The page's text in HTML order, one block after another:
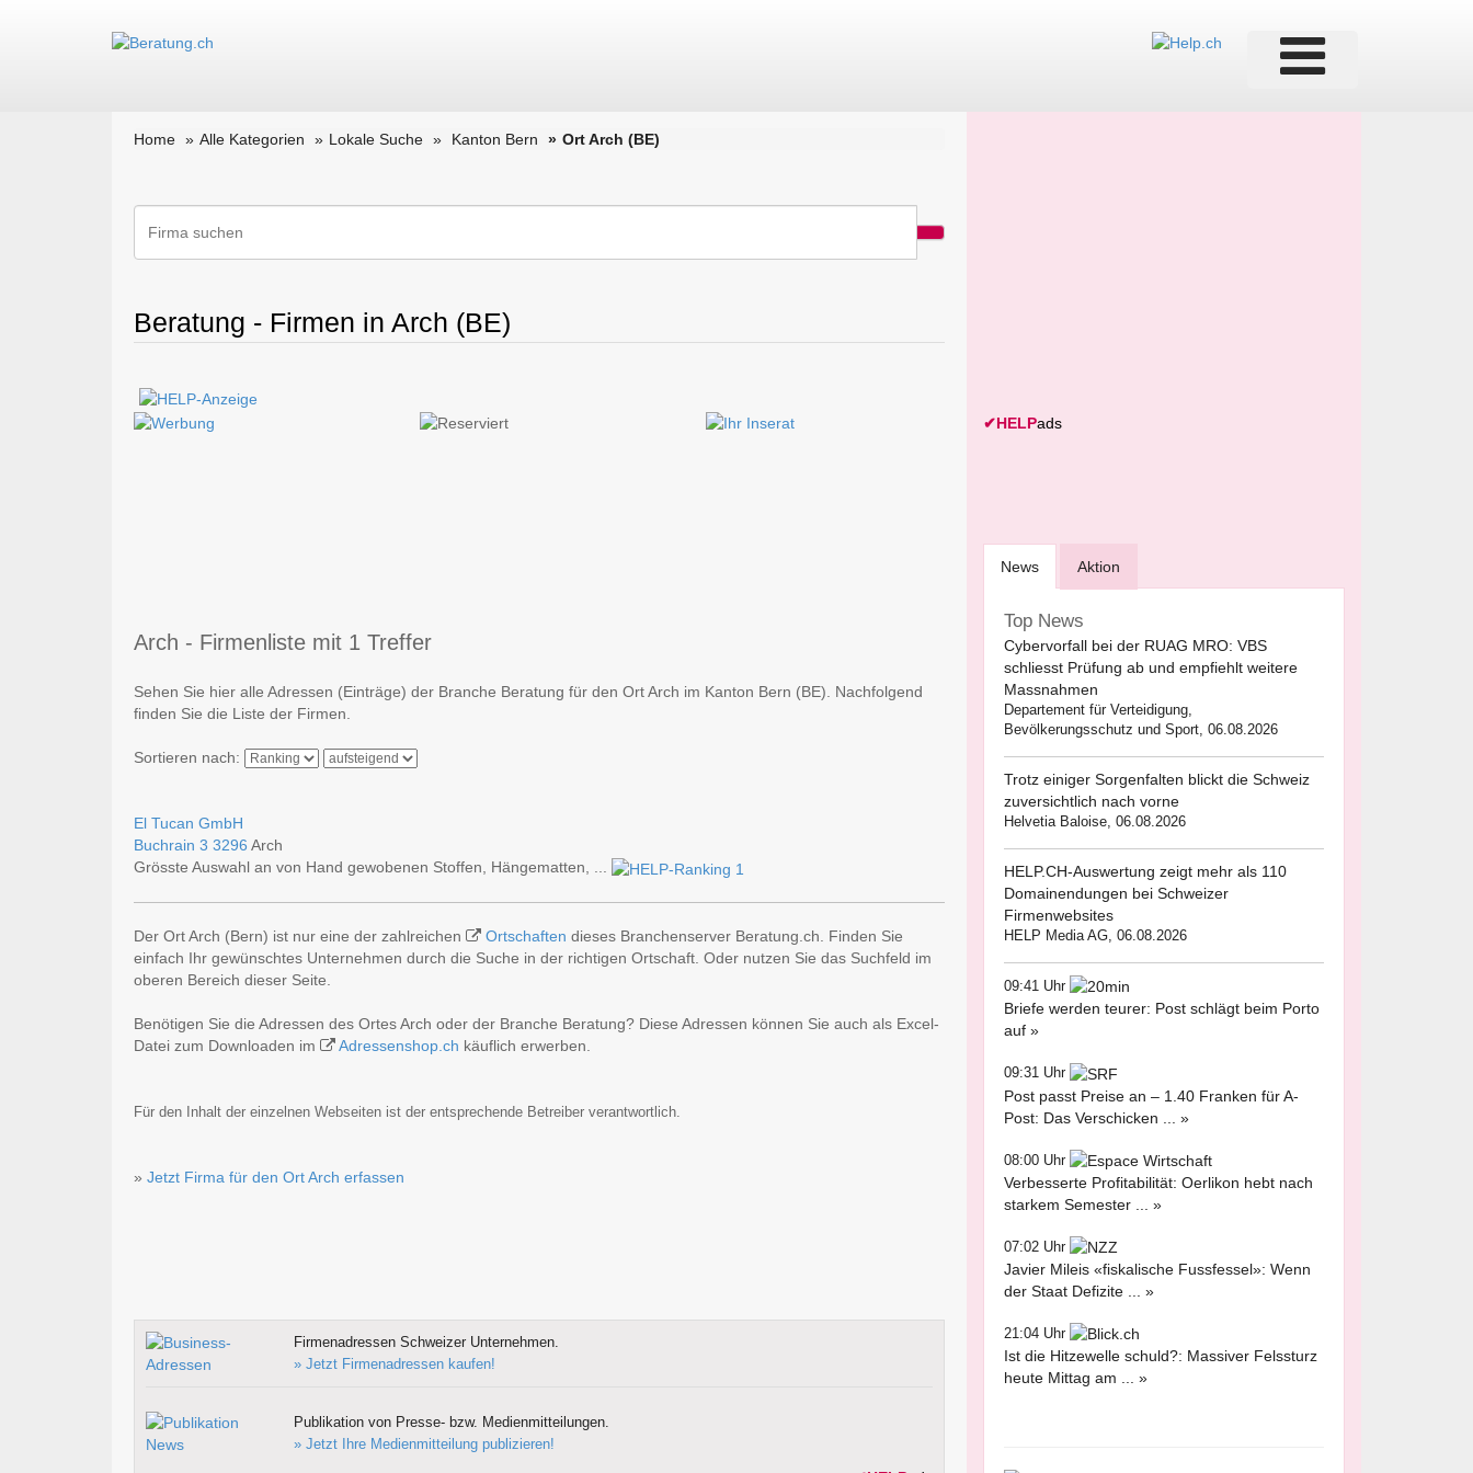
Home Alle Kategorien Lokale Suche Kanton Bern Ort Arch (BE)
Beratung - Firmen in Arch (BE)
Arch - Firmenliste mit 1 Treffer
Sehen Sie hier alle Adressen (Einträge) der Branche Beratung für den Ort Arch im Kanton Bern (BE). Nachfolgend
finden Sie die Liste der Firmen.
Sortieren nach:
El Tucan GmbH
Buchrain 3 3296 Arch
Grösste Auswahl an von Hand gewobenen Stoffen, Hängematten, ...
Der Ort Arch (Bern) ist nur eine der zahlreichen Ortschaften dieses Branchenserver Beratung.ch. Finden Sie
einfach Ihr gewünschtes Unternehmen durch die Suche in der richtigen Ortschaft. Oder nutzen Sie das Suchfeld im
oberen Bereich dieser Seite.
Benötigen Sie die Adressen des Ortes Arch oder der Branche Beratung? Diese Adressen können Sie auch als Excel-
Datei zum Downloaden im
Adressenshop.ch käuflich erwerben.
Für den Inhalt der einzelnen Webseiten ist der entsprechende Betreiber verantwortlich.
» Jetzt Firma für den Ort Arch erfassen
Firmenadressen Schweizer Unternehmen.
» Jetzt Firmenadressen kaufen!
Publikation von Presse- bzw. Medienmitteilungen.
» Jetzt Ihre Medienmitteilung publizieren!
✔HELPads
News Aktion
Top News
Cybervorfall bei der RUAG MRO: VBS
schliesst Prüfung ab und empfiehlt weitere
Massnahmen
Departement für Verteidigung,
Bevölkerungsschutz und Sport, 06.08.2026
Trotz einiger Sorgenfalten blickt die Schweiz
zuversichtlich nach vorne
Helvetia Baloise, 06.08.2026
HELP.CH-Auswertung zeigt mehr als 110
Domainendungen bei Schweizer
Firmenwebsites
HELP Media AG, 06.08.2026
09:41 Uhr
Briefe werden teurer: Post schlägt beim Porto
auf »
09:31 Uhr
Post passt Preise an – 1.40 Franken für A-
Post: Das Verschicken ... »
08:00 Uhr
Verbesserte Profitabilität: Oerlikon hebt nach
starkem Semester ... »
07:02 Uhr
Javier Mileis «fiskalische Fussfessel»: Wenn
der Staat Defizite ... »
21:04 Uhr
Ist die Hitzewelle schuld?: Massiver Felssturz
heute Mittag am ... »